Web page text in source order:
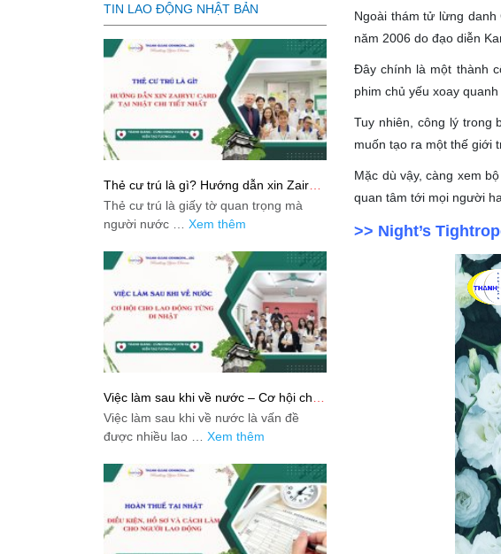
Ngoài thám tử lừng
năm 2006 do đạo diễn
Đây chính là một thành
phim chủ yếu xoay
Tuy nhiên, công lý trong
muốn tạo ra một thế giới
Mặc dù vậy, càng xem
quan tâm tới mọi người
>> Night’s
TIN LAO ĐỘNG NHẬT BẢN
Thẻ cư trú là gì? Hướng dẫn xin Zairyu
Card tại Nhật chi tiết nhất
Thẻ cư trú là giấy tờ quan trọng mà
người nước … Xem thêm
Việc làm sau khi về nước – Cơ hội cho
lao động từng đi Nhật
Việc làm sau khi về nước là vấn đề
được nhiều lao … Xem thêm